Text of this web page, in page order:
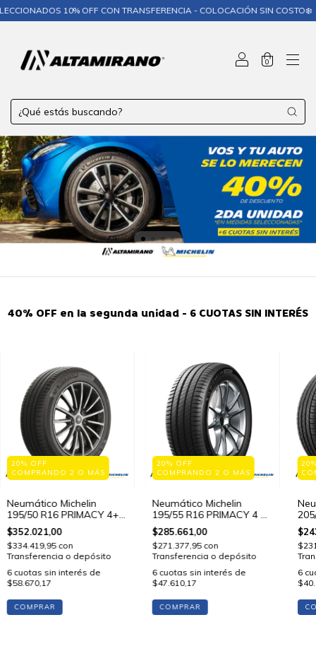
10% OFF CON TRANSFERENCIA - COLOCACIÓN SIN COSTO❄️ ❄️
0
40% OFF en la segunda unidad - 6 CUOTAS SIN INTERÉS
20% OFF
COMPRANDO 2 O MÁS
Neumático Michelin
195/50 R16 PRIMACY 4+
88 V STD
$352.021,00
$334.419,95 con
Transferencia o depósito
6 cuotas sin interés de
$58.670,17
COMPRAR
20% OFF
COMPRANDO 2 O MÁS
Neumático Michelin
195/55 R16 PRIMACY 4 87
V STD
$285.661,00
$271.377,95 con
Transferencia o depósito
6 cuotas sin interés de
$47.610,17
COMPRAR
V
6